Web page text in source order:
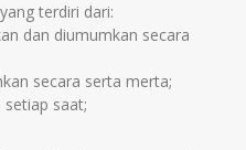
terdiri dari:
dan diumumkan secara
secara serta merta;
saat;